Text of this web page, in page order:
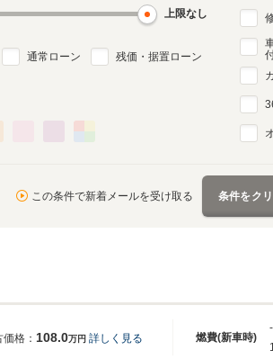
上限なし
通常ローン 残価・据置ローン
この条件で新着メールを受け取る 条件をク
燃費(新車時)
格： 108.0万円 詳しく見る